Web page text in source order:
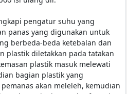
pengatur suhu yang
panas yang digunakan untuk
berbeda-beda ketebalan dan
plastik diletakkan pada tatakan
plastik masuk melewati
bagian plastik yang
akan meleleh, kemudian